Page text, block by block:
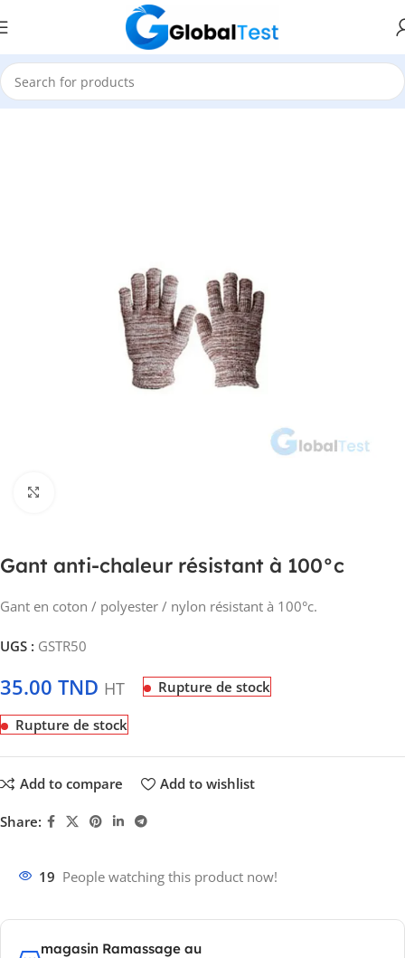
Accueil Sécurité Industrielle Gants
Gant anti-chaleur résistant à 100°c
Gant en coton / polyester / nylon résistant à 100°c.
UGS : GSTR50
35.00 TND HT Rupture de stock
Rupture de stock
Add to compare Add to wishlist
Share:
19 People watching this product now!
magasin Ramassage au